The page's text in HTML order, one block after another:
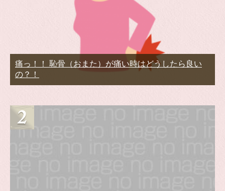
痛っ！！ 恥骨（おまた）が痛い時はどうしたら良い
の？！